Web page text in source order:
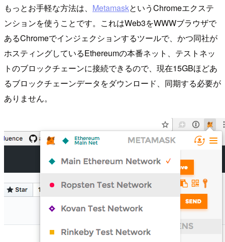
もっとお手軽な方法は、 MetamaskというChromeエクステ
ンションを使うことです。これはWeb3をWWWブラウザで
あるChromeでインジェクションするツールで、かつ同社が
ホスティングしているEthereumの本番ネット、テストネッ
トのブロックチェーンに接続できるので、現在15GBほどあ
るブロックチェーンデータをダウンロード、同期する必要が
ありません。